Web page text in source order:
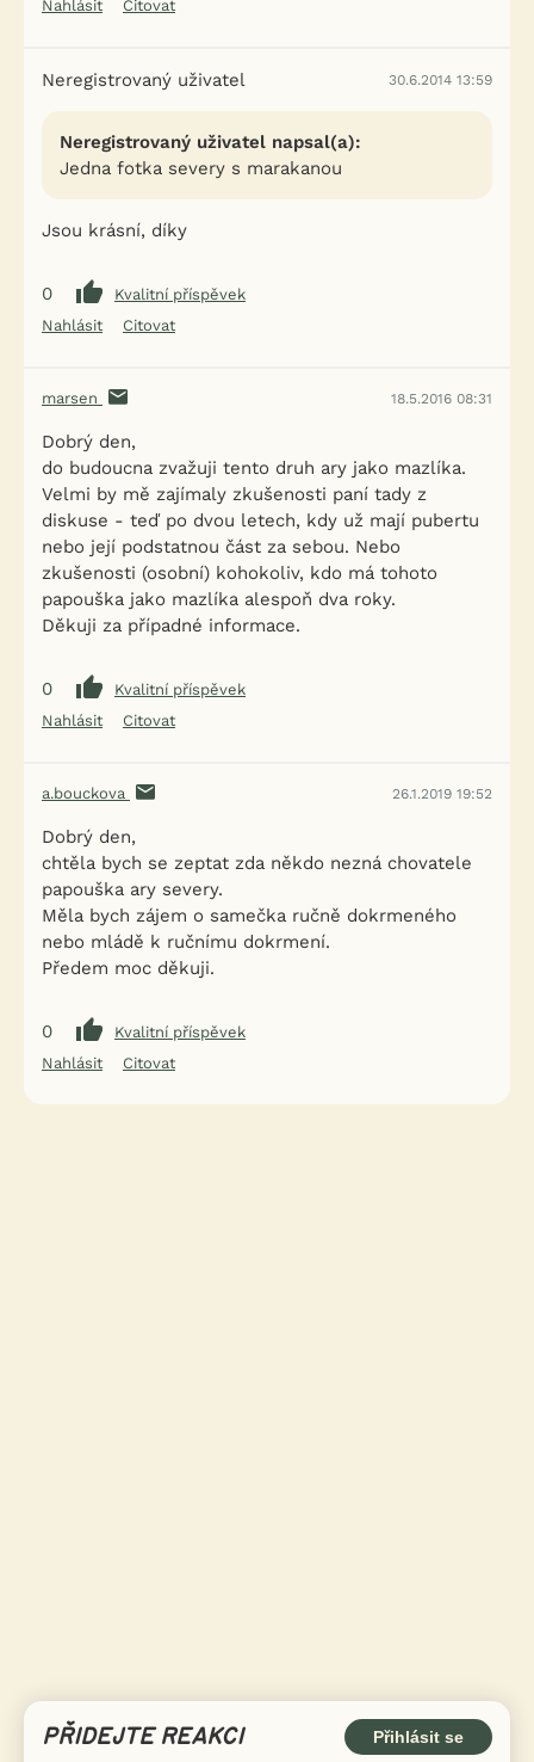
Nahlásit Citovat
Neregistrovaný uživatel 30.6.2014 13:59
Neregistrovaný uživatel napsal(a):
Jedna fotka severy s marakanou
Jsou krásní, díky
0
Kvalitní příspěvek
Nahlásit
Citovat
marsen 18.5.2016 08:31
Dobrý den,
do budoucna zvažuji tento druh ary jako mazlíka.
Velmi by mě zajímaly zkušenosti paní tady z
diskuse - teď po dvou letech, kdy už mají pubertu
nebo její podstatnou část za sebou. Nebo
zkušenosti (osobní) kohokoliv, kdo má tohoto
papouška jako mazlíka alespoň dva roky.
Děkuji za případné informace.
0
Kvalitní příspěvek
Nahlásit
Citovat
a.bouckova 26.1.2019 19:52
Dobrý den,
chtěla bych se zeptat zda někdo nezná chovatele
papouška ary severy.
Měla bych zájem o samečka ručně dokrmeného
nebo mládě k ručnímu dokrmení.
Předem moc děkuji.
0
Kvalitní příspěvek
Nahlásit
Citovat
PŘIDEJTE REAKCI Přihlásit se